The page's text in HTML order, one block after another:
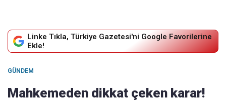
Linke Tıkla, Türkiye Gazetesi'ni Google Favorilerine
Ekle!
GÜNDEM
Mahkemeden dikkat çeken karar!